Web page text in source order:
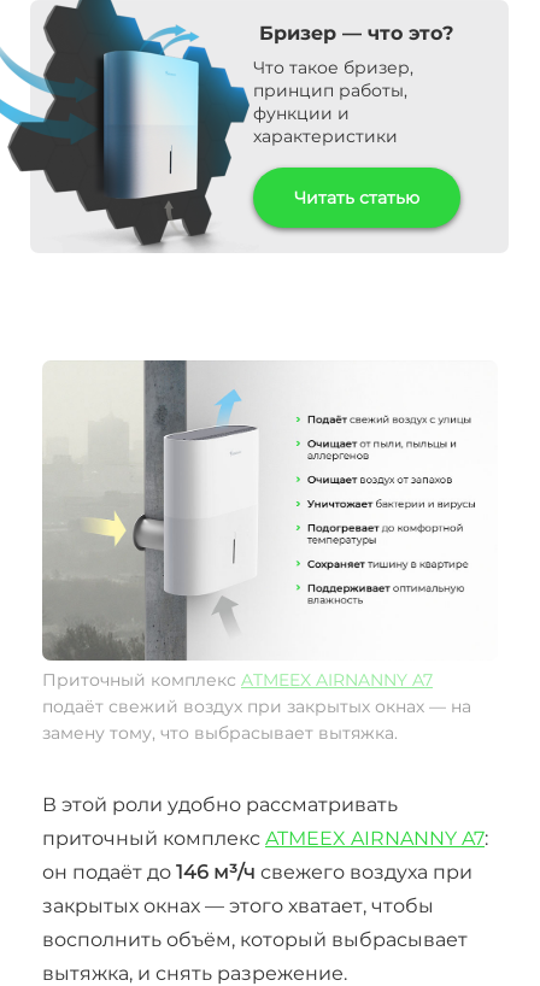
Бризер — что это?
Что такое бризер,
принцип работы,
функции и
характеристики
Читать статью
Приточный комплекс ATMEEX AIRNANNY A7
подаёт свежий воздух при закрытых окнах — на
замену тому, что выбрасывает вытяжка.
В этой роли удобно рассматривать
приточный комплекс ATMEEX AIRNANNY A7:
он подаёт до 146 м³/ч свежего воздуха при
закрытых окнах — этого хватает, чтобы
восполнить объём, который выбрасывает
вытяжка, и снять разрежение.